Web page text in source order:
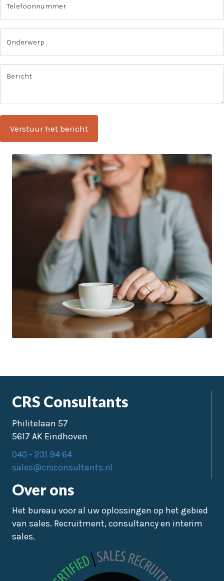
CRS Consultants
Philitelaan 57
5617 AK Eindhoven
040 - 231 94 64
sales@crsconsultants.nl
Over ons
Het bureau voor al uw oplossingen op het gebied
van sales. Recruitment, consultancy en interim
sales.